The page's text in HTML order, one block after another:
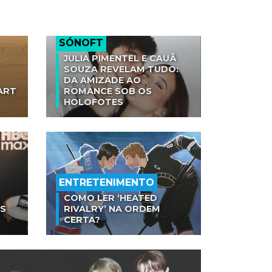
SÓNOFT
JULIA PIMENTEL E CAUÃ
SOUZA REVELAM TUDO:
DA AMIZADE AO
ROMANCE SOB OS
HOLOFOTES
ENTRETENIMENTO
COMO LER ‘HEATED
RIVALRY’ NA ORDEM
CERTA?